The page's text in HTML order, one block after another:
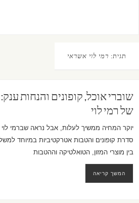
תגית: רמי לוי אשראי
שוברי אוכל, קופונים והנחות
של רמי לוי
יוקר המחיה ממשיך לעלות, אבל נראה שברמי
סדרת קופונים והטבות אטרקטיביות במיוחד
בין מוצרי המזון, הטואלטיקה וההטבות
המשך קריאה